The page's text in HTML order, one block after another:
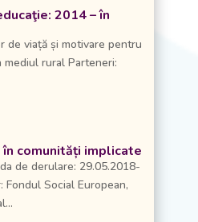
2014 – în
de viață și motivare pentru
rural Parteneri:
comunități implicate
de derulare: 29.05.2018-
Fondul Social European,